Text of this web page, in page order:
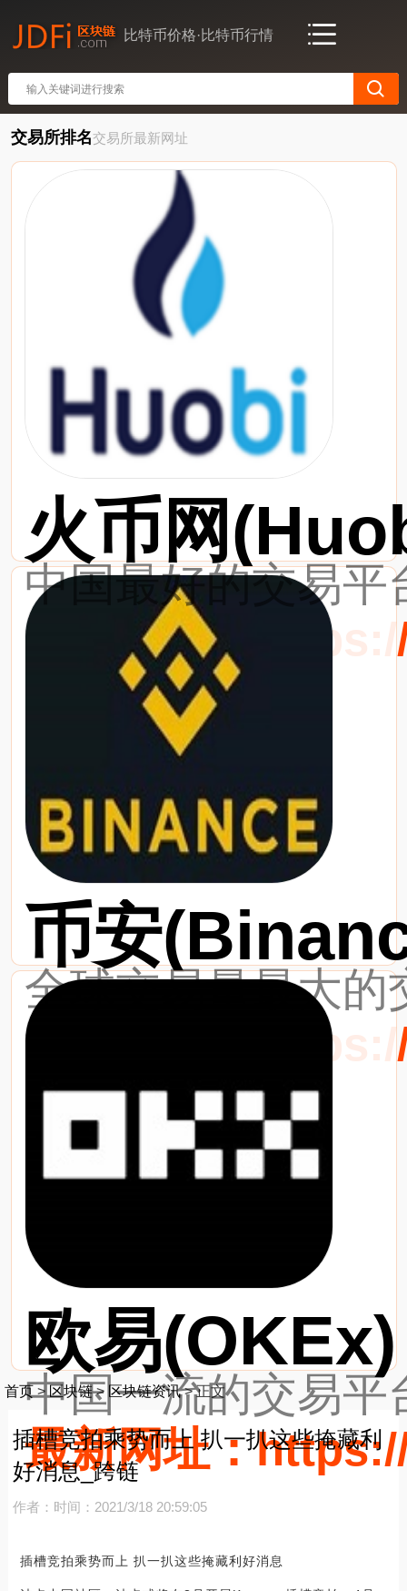
比特币价格·比特币行情
交易所排名交易所最新网址
火币网
中国最好的交易平
最新网址：
币安
全球交易量最大的
最新网址：
欧易(OKEx)
中国一流的交易平
最新网址：
首页>区块链> 区块链资讯>正文
插槽竞拍乘势而上 扒一扒这些掩藏利
好消息_跨链
作者： 时间：2021/3/18 20:59:05
插槽竞拍乘势而上 扒一扒这些掩藏利好消息